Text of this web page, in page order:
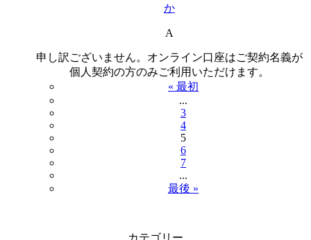
か
A
申し訳ございません。オンライン口座はご契約名義が
個人契約の方のみご利用いただけます。
« 最初
...
3
4
5
6
7
...
最後 »
カテゴリー